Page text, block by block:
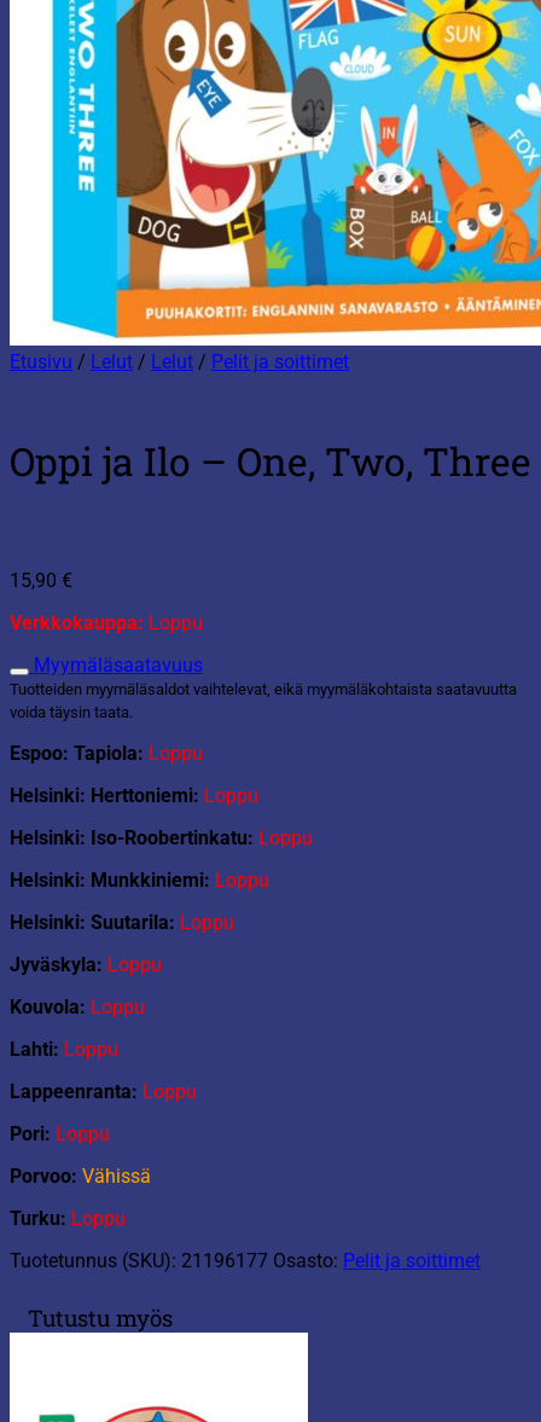
Etusivu / Lelut / Lelut / Pelit ja soittimet
Oppi ja Ilo – One, Two, Three
15,90 €
Verkkokauppa: Loppu
Myymäläsaatavuus
Tuotteiden myymäläsaldot vaihtelevat, eikä myymäläkohtaista saatavuutta
voida täysin taata.
Espoo: Tapiola: Loppu
Helsinki: Herttoniemi: Loppu
Helsinki: Iso-Roobertinkatu: Loppu
Helsinki: Munkkiniemi: Loppu
Helsinki: Suutarila: Loppu
Jyväskyla: Loppu
Kouvola: Loppu
Lahti: Loppu
Lappeenranta: Loppu
Pori: Loppu
Porvoo: Vähissä
Turku: Loppu
Tuotetunnus (SKU): 21196177 Osasto: Pelit ja soittimet
Tutustu myös